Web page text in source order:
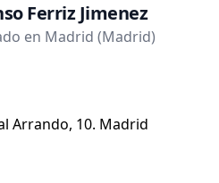
Ferriz Jimenez
en Madrid (Madrid)
Arrando, 10. Madrid